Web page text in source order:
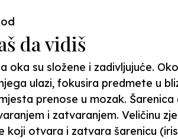
da vidiš
oka su složene i zadivljujuće.
ulazi, fokusira predmete u
prenose u mozak.
i zatvaranjem. Veličinu
koji otvara i zatvara šarenicu